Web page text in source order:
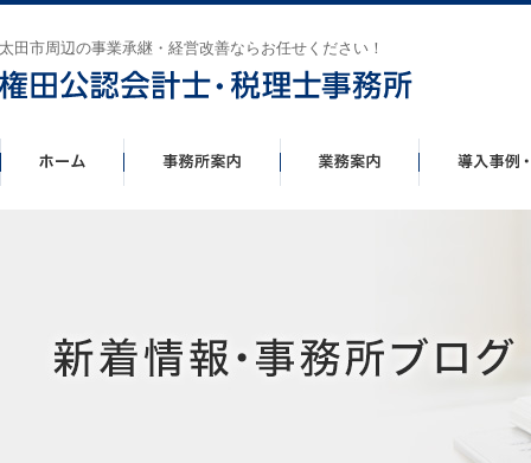
太田市周辺の事業承継・経営改善ならお任せください！